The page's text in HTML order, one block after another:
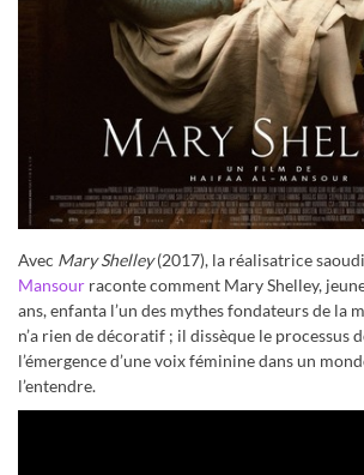
Avec Mary Shelley(2017), la réalisatrice
Mansour raconte comment Mary Shelley,
ans, enfanta l’un des mythes fondateurs de la
n’a rien de décoratif ; il dissèque le processus
l’émergence d’une voix féminine dans un
l’entendre.